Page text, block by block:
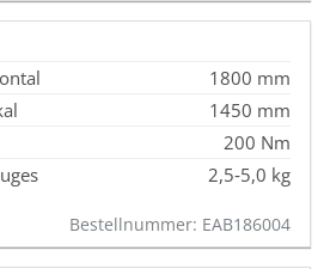
1800 mm
1450 mm
200 Nm
2,5‑5,0 kg
Bestellnummer: EAB186004